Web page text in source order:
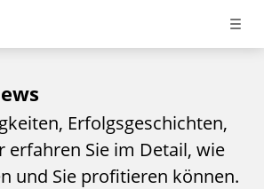
Erfolgsgeschichten,
erfahren Sie im Detail, wie
und Sie profitieren können.